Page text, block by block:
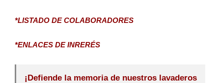
*LISTADO DE COLABORADORES
*ENLACES DE INRERÉS
¡Defiende la memoria de nuestros lavaderos